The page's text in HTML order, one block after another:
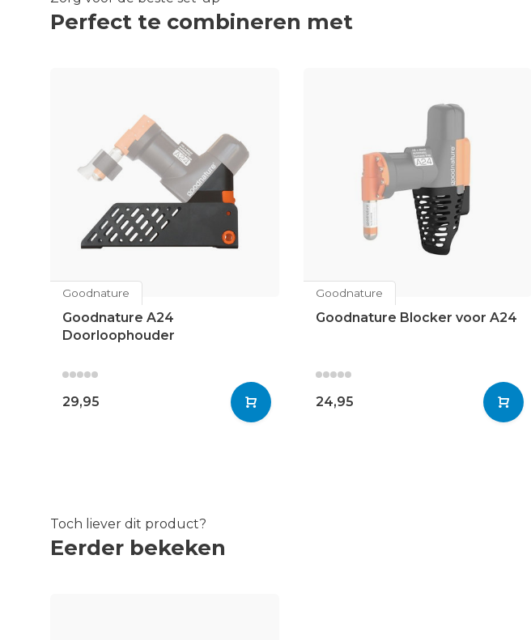
Perfect te combineren met
Goodnature
Goodnature A24
Doorloophouder
29,95
Goodnature
Goodnature Blocker voor A24
24,95
Toch liever dit product?
Eerder bekeken